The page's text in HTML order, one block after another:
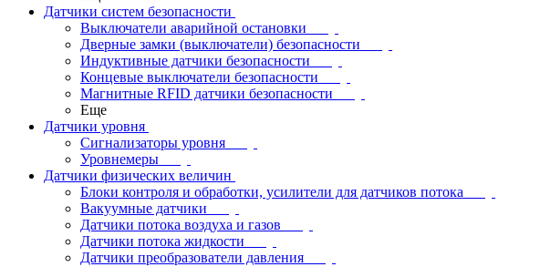
Датчики систем безопасности
Выключатели аварийной остановки
Дверные замки (выключатели) безопасности
Индуктивные датчики безопасности
Концевые выключатели безопасности
Магнитные RFID датчики безопасности
Еще
Датчики уровня
Сигнализаторы уровня
Уровнемеры
Датчики физических величин
Блоки контроля и обработки, усилители для датчиков потока
Вакуумные датчики
Датчики потока воздуха и газов
Датчики потока жидкости
Датчики преобразователи давления